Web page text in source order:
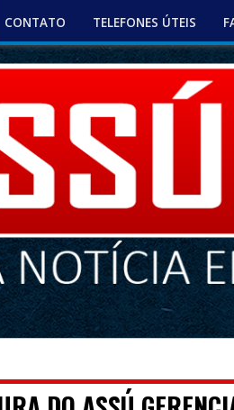
CONTATO TELEFONES ÚTEIS